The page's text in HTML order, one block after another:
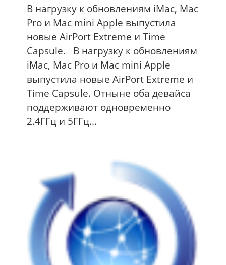
В нагрузку к обновлениям iMac, Mac
Pro и Mac mini Apple выпустила
новые AirPort Extreme и Time
Capsule. В нагрузку к обновлениям
iMac, Mac Pro и Mac mini Apple
выпустила новые AirPort Extreme и
Time Capsule. Отныне оба девайса
поддерживают одновременно
2.4ГГц и 5ГГц...